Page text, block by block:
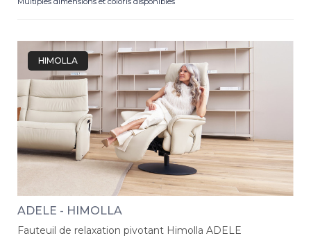
HIMOLLA
ADELE - HIMOLLA
Fauteuil de relaxation pivotant Himolla ADELE